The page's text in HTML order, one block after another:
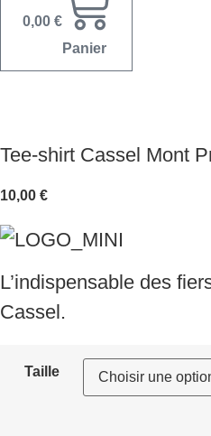
0,00 €
Panier
Tee-shirt Cassel Mont
10,00 €
L’indispensable des
Cassel.
Taille